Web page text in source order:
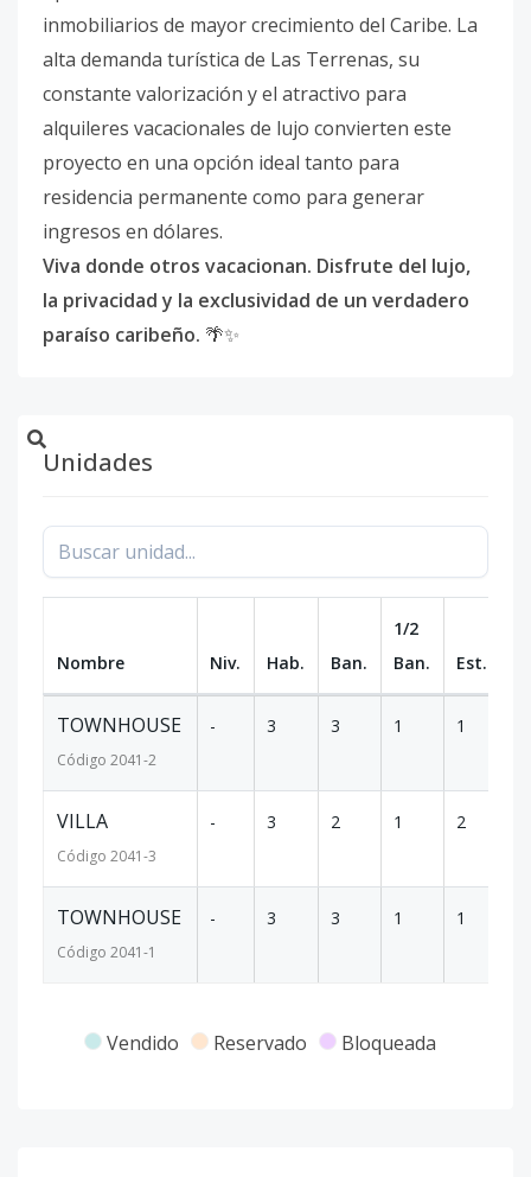
inmobiliarios de mayor crecimiento del Caribe. La
alta demanda turística de Las Terrenas, su
constante valorización y el atractivo para
alquileres vacacionales de lujo convierten este
proyecto en una opción ideal tanto para
residencia permanente como para generar
ingresos en dólares.
Viva donde otros vacacionan. Disfrute del lujo,
la privacidad y la exclusividad de un verdadero
paraíso caribeño. 🌴✨
Unidades
Nombre Niv. Hab. Ban.
1/2
Ban.
Est.
TOWNHOUSE
Código 2041-2
- 3 3 1 1
VILLA
Código 2041-3
- 3 2 1 2
TOWNHOUSE
Código 2041-1
- 3 3 1 1
Vendido Reservado Bloqueada